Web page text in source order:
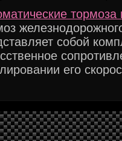
тормоза
собой
его